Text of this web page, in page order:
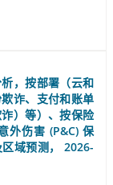
，按部署（云和
诈、支付和账单
）等）、按保险
外伤害 (P&C) 保
域预测， 2026-